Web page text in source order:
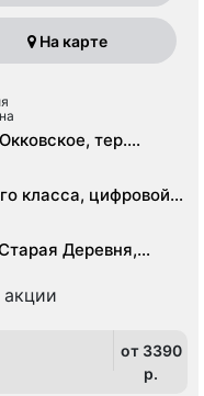
На карте
тер.
класса, цифровой
Деревня,
акции
от 3390
p.